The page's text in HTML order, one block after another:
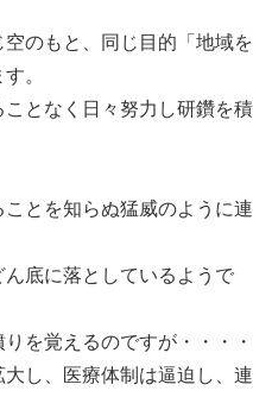
のもと、同じ目的「地域を
。
となく日々努力し研鑽を積
とを知らぬ猛威のように連
底に落としているようで
を覚えるのですが・・・・
し、医療体制は逼迫し、連